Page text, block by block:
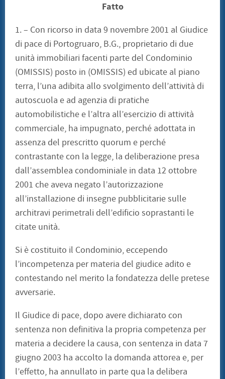
Fatto
1. – Con ricorso in data 9 novembre 2001 al Giudice
di pace di Portogruaro, B.G., proprietario di due
unità immobiliari facenti parte del Condominio
(OMISSIS) posto in (OMISSIS) ed ubicate al piano
terra, l’una adibita allo svolgimento dell’attività di
autoscuola e ad agenzia di pratiche
automobilistiche e l’altra all’esercizio di attività
commerciale, ha impugnato, perché adottata in
assenza del prescritto quorum e perché
contrastante con la legge, la deliberazione presa
dall’assemblea condominiale in data 12 ottobre
2001 che aveva negato l’autorizzazione
all’installazione di insegne pubblicitarie sulle
architravi perimetrali dell’edificio soprastanti le
citate unità.
Si è costituito il Condominio, eccependo
l’incompetenza per materia del giudice adito e
contestando nel merito la fondatezza delle pretese
avversarie.
Il Giudice di pace, dopo avere dichiarato con
sentenza non definitiva la propria competenza per
materia a decidere la causa, con sentenza in data 7
giugno 2003 ha accolto la domanda attorea e, per
l’effetto, ha annullato in parte qua la delibera